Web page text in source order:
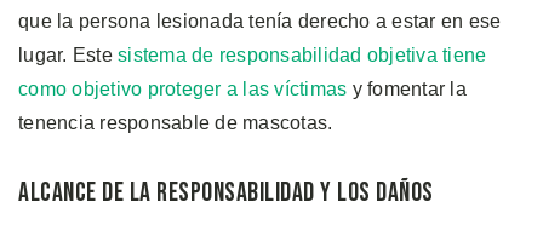
que la persona lesionada tenía derecho a estar en ese
lugar. Este sistema de responsabilidad objetiva tiene
como objetivo proteger a las víctimas y fomentar la
tenencia responsable de mascotas.
Alcance de la Responsabilidad y los Daños